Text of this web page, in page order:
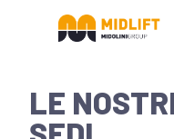
LE